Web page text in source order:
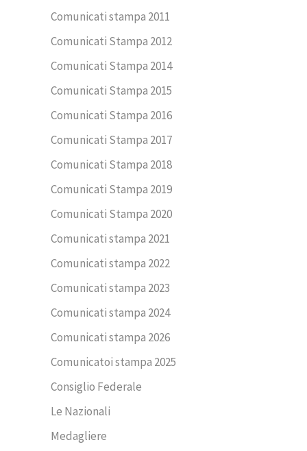
Comunicati stampa 2011
Comunicati Stampa 2012
Comunicati Stampa 2014
Comunicati Stampa 2015
Comunicati Stampa 2016
Comunicati Stampa 2017
Comunicati Stampa 2018
Comunicati Stampa 2019
Comunicati Stampa 2020
Comunicati stampa 2021
Comunicati stampa 2022
Comunicati stampa 2023
Comunicati stampa 2024
Comunicati stampa 2026
Comunicatoi stampa 2025
Consiglio Federale
Le Nazionali
Medagliere